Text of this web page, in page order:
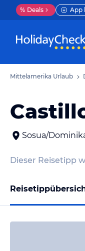
% Deals App
Mittelamerika Urlaub
Sosua/
Dieser Reisetipp